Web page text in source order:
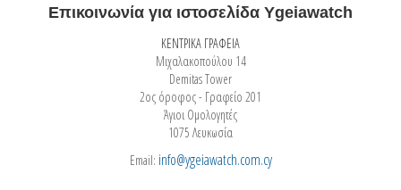
Επικοινωνία για ιστοσελίδα Ygeiawatch
ΚΕΝΤΡΙΚΑ ΓΡΑΦΕΙΑ
Μιχαλακοπούλου 14
Demitas Tower
2ος όροφος - Γραφείο 201
Άγιοι Ομολογητές
1075 Λευκωσία
Email: info@ygeiawatch.com.cy